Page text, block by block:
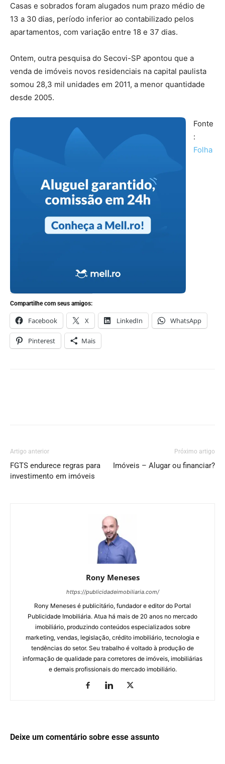
Casas e sobrados foram alugados num prazo médio de
13 a 30 dias, período inferior ao contabilizado pelos
apartamentos, com variação entre 18 e 37 dias.
Ontem, outra pesquisa do Secovi-SP apontou que a
venda de imóveis novos residenciais na capital paulista
somou 28,3 mil unidades em 2011, a menor quantidade
desde 2005.
Fonte
:
Folha
Compartilhe com seus amigos:
Facebook X LinkedIn WhatsApp
Pinterest Mais
Artigo anterior
FGTS endurece regras para
investimento em imóveis
Próximo artigo
Imóveis – Alugar ou financiar?
Rony Meneses
https://publicidadeimobiliaria.com/
Rony Meneses é publicitário, fundador e editor do Portal
Publicidade Imobiliária. Atua há mais de 20 anos no mercado
imobiliário, produzindo conteúdos especializados sobre
marketing, vendas, legislação, crédito imobiliário, tecnologia e
tendências do setor. Seu trabalho é voltado à produção de
informação de qualidade para corretores de imóveis, imobiliárias
e demais profissionais do mercado imobiliário.
Deixe um comentário sobre esse assunto